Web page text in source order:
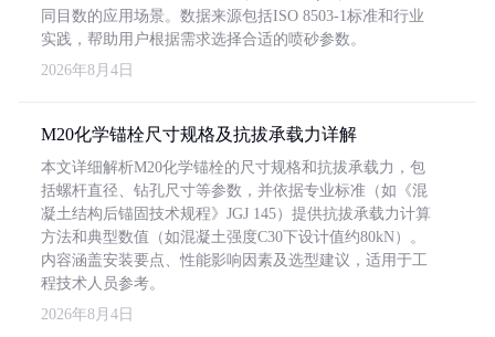
同目数的应用场景。数据来源包括ISO 8503-1标准和行业
实践，帮助用户根据需求选择合适的喷砂参数。
2026年8月4日
M20化学锚栓尺寸规格及抗拔承载力详解
本文详细解析M20化学锚栓的尺寸规格和抗拔承载力，包
括螺杆直径、钻孔尺寸等参数，并依据专业标准（如《混
凝土结构后锚固技术规程》JGJ 145）提供抗拔承载力计算
方法和典型数值（如混凝土强度C30下设计值约80kN）。
内容涵盖安装要点、性能影响因素及选型建议，适用于工
程技术人员参考。
2026年8月4日